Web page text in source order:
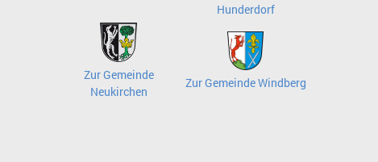
Hunderdorf
Zur Gemeinde
Neukirchen
Zur Gemeinde Windberg